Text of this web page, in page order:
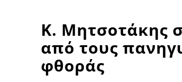
Κ. Μητσοτάκης
από τους
φθοράς